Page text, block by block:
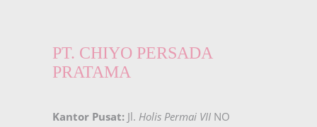
PT. CHIYO PERSADA
PRATAMA
Kantor Pusat: Jl. Holis Permai VII NO